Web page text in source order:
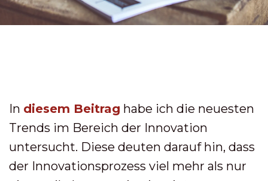
In diesem Beitrag habe ich die neuesten
Trends im Bereich der Innovation
untersucht. Diese deuten darauf hin, dass
der Innovationsprozess viel mehr als nur